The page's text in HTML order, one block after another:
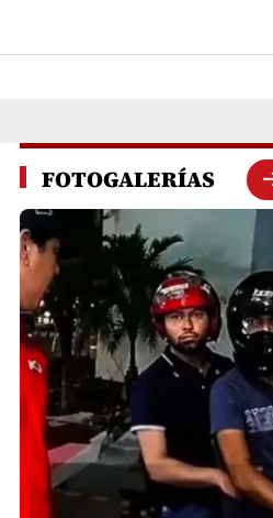
FOTOGALERÍAS